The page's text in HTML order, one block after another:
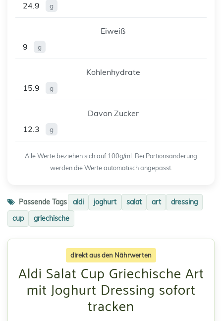
24.9
g
Eiweiß
9
g
Kohlenhydrate
15.9
g
Davon Zucker
12.3
g
Alle Werte beziehen sich auf 100g/ml. Bei Portionsänderung
werden die Werte automatisch angepasst.
Passende Tags aldi joghurt salat art
dressing
cup
griechische
direkt aus den Nährwerten
Aldi Salat Cup Griechische Art
mit Joghurt Dressing sofort
tracken